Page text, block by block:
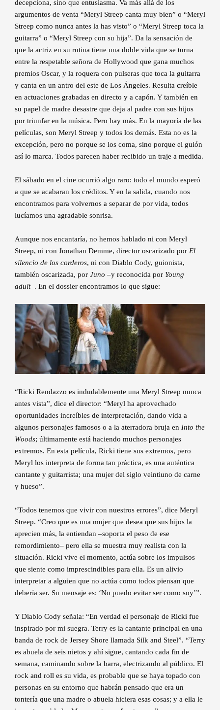
decepciona, sino que entusiasma. Va más allá de los
argumentos de venta “Meryl Streep canta muy bien” o “Meryl
Streep como nunca antes la has visto” o “Meryl Streep toca la
guitarra” o “Meryl Streep con su hija”. Da la sensación de
que la actriz en su rutina tiene una doble vida que se turna
entre la respetable señora de Hollywood que gana muchos
premios Oscar, y la roquera con pulseras que toca la guitarra
y canta en un antro del este de Los Ángeles. Resulta creíble
en actuaciones grabadas en directo y a capón. Y también en
su papel de madre desastre que deja al padre con sus hijos
por triunfar en la música. Pero hay más. En la mayoría de las
películas, son Meryl Streep y todos los demás. Esta no es la
excepción, pero no porque se los coma, sino porque el guión
así lo marca. Todos parecen haber recibido un traje a medida.
El sábado en el cine ocurrió algo raro: todo el mundo esperó
a que se acabaran los créditos. Y en la salida, cuando nos
encontramos para volvernos a separar de por vida, todos
lucíamos una agradable sonrisa.
Aunque nos encantaría, no hemos hablado ni con Meryl
Streep, ni con Jonathan Demme, director oscarizado por El
silencio de los corderos, ni con Diablo Cody, guionista,
también oscarizada, por Juno –y reconocida por Young
adult–. En el dossier encontramos lo que sigue:
“Ricki Rendazzo es indudablemente una Meryl Streep nunca
antes vista”, dice el director: “Meryl ha aprovechado
oportunidades increíbles de interpretación, dando vida a
algunos personajes famosos o a la aterradora bruja en Into the
Woods; últimamente está haciendo muchos personajes
extremos. En esta película, Ricki tiene sus extremos, pero
Meryl los interpreta de forma tan práctica, es una auténtica
cantante y guitarrista; una mujer del siglo veintiuno de carne
y hueso”.
“Todos tenemos que vivir con nuestros errores”, dice Meryl
Streep. “Creo que es una mujer que desea que sus hijos la
aprecien más, la entiendan –soporta el peso de ese
remordimiento– pero ella se muestra muy realista con la
situación. Ricki vive el momento, actúa sobre los impulsos
que siente como imprescindibles para ella. Es un alivio
interpretar a alguien que no actúa como todos piensan que
debería ser. Su mensaje es: ‘No puedo evitar ser como soy’”.
Y Diablo Cody señala: “En verdad el personaje de Ricki fue
inspirado por mi suegra. Terry es la cantante principal en una
banda de rock de Jersey Shore llamada Silk and Steel”. “Terry
es abuela de seis nietos y ahí sigue, cantando cada fin de
semana, caminando sobre la barra, electrizando al público. El
rock and roll es su vida, es probable que se haya topado con
personas en su entorno que habrán pensado que era un
tontería que una madre o abuela hiciera esas cosas; y a ella le